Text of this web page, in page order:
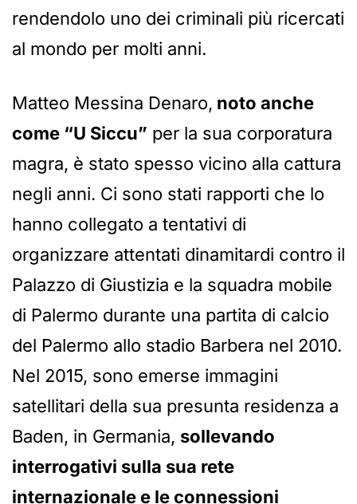
rendendolo uno dei criminali più ricercati
al mondo per molti anni.
Matteo Messina Denaro, noto anche
come “U Siccu” per la sua corporatura
magra, è stato spesso vicino alla cattura
negli anni. Ci sono stati rapporti che lo
hanno collegato a tentativi di
organizzare attentati dinamitardi contro il
Palazzo di Giustizia e la squadra mobile
di Palermo durante una partita di calcio
del Palermo allo stadio Barbera nel 2010.
Nel 2015, sono emerse immagini
satellitari della sua presunta residenza a
Baden, in Germania, sollevando
interrogativi sulla sua rete
internazionale e le connessioni